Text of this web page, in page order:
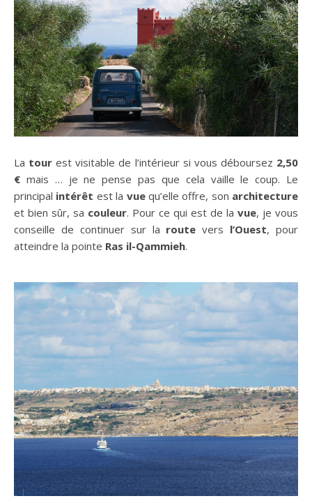
La tour est visitable de l’intérieur si vous déboursez 2,50
€ mais … je ne pense pas que cela vaille le coup. Le
principal intérêt est la vuequ’elle offre, son architecture
et bien sûr, sa couleur. Pour ce qui est de la vue, je vous
conseille de continuer sur la route vers l’Ouest, pour
atteindre la pointe Ras il-Qammieh.